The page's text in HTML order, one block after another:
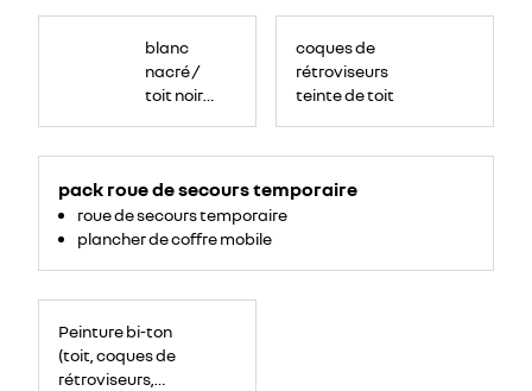
blanc
nacré /
toit noir
pack roue de secours temporaire
roue de secours temporaire
plancher de coffre mobile
coques de
rétroviseurs
teinte de toit
Peinture bi-ton
(toit, coques de
rétroviseurs,